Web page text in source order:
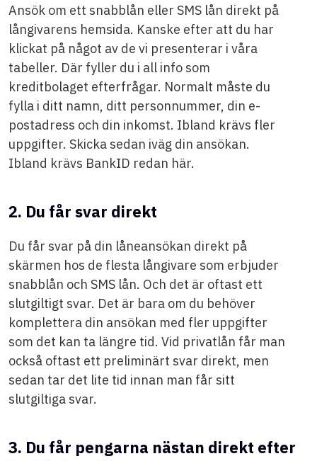
Ansök om ett snabblån eller SMS lån direkt på
långivarens hemsida. Kanske efter att du har
klickat på något av de vi presenterar i våra
tabeller. Där fyller du i all info som
kreditbolaget efterfrågar. Normalt måste du
fylla i ditt namn, ditt personnummer, din e-
postadress och din inkomst. Ibland krävs fler
uppgifter. Skicka sedan iväg din ansökan.
Ibland krävs BankID redan här.
2. Du får svar direkt
Du får svar på din låneansökan direkt på
skärmen hos de flesta långivare som erbjuder
snabblån och SMS lån. Och det är oftast ett
slutgiltigt svar. Det är bara om du behöver
komplettera din ansökan med fler uppgifter
som det kan ta längre tid. Vid privatlån får man
också oftast ett preliminärt svar direkt, men
sedan tar det lite tid innan man får sitt
slutgiltiga svar.
3. Du får pengarna nästan direkt efter